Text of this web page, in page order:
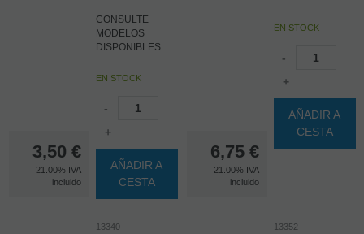
3,50 €
21.00% IVA
incluido
CONSULTE
MODELOS
DISPONIBLES
EN STOCK
-
+
AÑADIR A
CESTA
6,75 €
21.00% IVA
incluido
EN STOCK
-
+
AÑADIR A
CESTA
13340 13352